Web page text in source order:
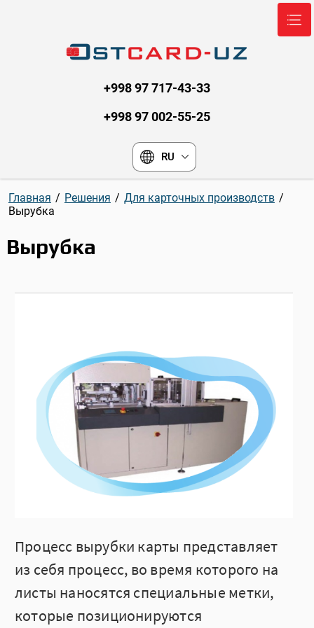
+998 97 717-43-33
+998 97 002-55-25
RU
Главная / Решения / Для карточных производств /
Вырубка
Вырубка
Процесс вырубки карты представляет
из себя процесс, во время которого на
листы наносятся специальные метки,
которые позиционируются